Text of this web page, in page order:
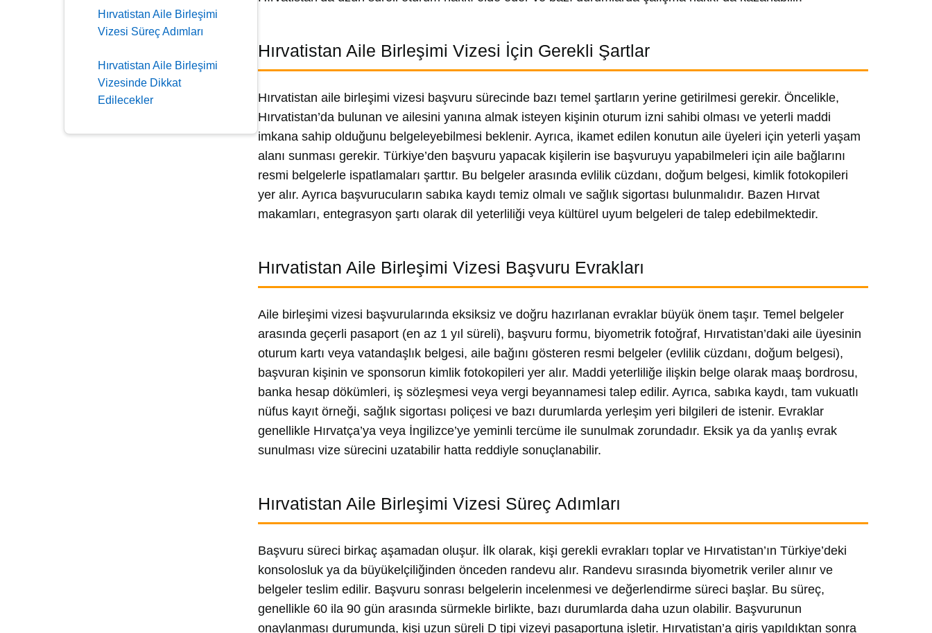
Hırvatistan Aile Birleşimi
Vizesi Süreç Adımları
Hırvatistan Aile Birleşimi
Vizesinde Dikkat
Edilecekler
Hırvatistan Aile Birleşimi Vizesi İçin Gerekli Şartlar
Hırvatistan aile birleşimi vizesi başvuru sürecinde bazı temel şartların yerine getirilmesi gerekir. Öncelikle,
Hırvatistan’da bulunan ve ailesini yanına almak isteyen kişinin oturum izni sahibi olması ve yeterli maddi
imkana sahip olduğunu belgeleyebilmesi beklenir. Ayrıca, ikamet edilen konutun aile üyeleri için yeterli yaşam
alanı sunması gerekir. Türkiye’den başvuru yapacak kişilerin ise başvuruyu yapabilmeleri için aile bağlarını
resmi belgelerle ispatlamaları şarttır. Bu belgeler arasında evlilik cüzdanı, doğum belgesi, kimlik fotokopileri
yer alır. Ayrıca başvurucuların sabıka kaydı temiz olmalı ve sağlık sigortası bulunmalıdır. Bazen Hırvat
makamları, entegrasyon şartı olarak dil yeterliliği veya kültürel uyum belgeleri de talep edebilmektedir.
Hırvatistan Aile Birleşimi Vizesi Başvuru Evrakları
Aile birleşimi vizesi başvurularında eksiksiz ve doğru hazırlanan evraklar büyük önem taşır. Temel belgeler
arasında geçerli pasaport (en az 1 yıl süreli), başvuru formu, biyometrik fotoğraf, Hırvatistan’daki aile üyesinin
oturum kartı veya vatandaşlık belgesi, aile bağını gösteren resmi belgeler (evlilik cüzdanı, doğum belgesi),
başvuran kişinin ve sponsorun kimlik fotokopileri yer alır. Maddi yeterliliğe ilişkin belge olarak maaş bordrosu,
banka hesap dökümleri, iş sözleşmesi veya vergi beyannamesi talep edilir. Ayrıca, sabıka kaydı, tam vukuatlı
nüfus kayıt örneği, sağlık sigortası poliçesi ve bazı durumlarda yerleşim yeri bilgileri de istenir. Evraklar
genellikle Hırvatça’ya veya İngilizce’ye yeminli tercüme ile sunulmak zorundadır. Eksik ya da yanlış evrak
sunulması vize sürecini uzatabilir hatta reddiyle sonuçlanabilir.
Hırvatistan Aile Birleşimi Vizesi Süreç Adımları
Başvuru süreci birkaç aşamadan oluşur. İlk olarak, kişi gerekli evrakları toplar ve Hırvatistan’ın Türkiye’deki
konsolosluk ya da büyükelçiliğinden önceden randevu alır. Randevu sırasında biyometrik veriler alınır ve
belgeler teslim edilir. Başvuru sonrası belgelerin incelenmesi ve değerlendirme süreci başlar. Bu süreç,
genellikle 60 ila 90 gün arasında sürmekle birlikte, bazı durumlarda daha uzun olabilir. Başvurunun
onaylanması durumunda, kişi uzun süreli D tipi vizeyi pasaportuna işletir. Hırvatistan’a giriş yapıldıktan sonra